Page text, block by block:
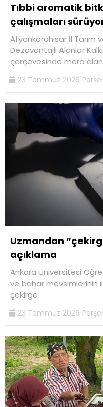
Tıbbi aromatik
çalışmaları
Afyonkarahisar İl Tarım
Dezavantajlı Alanlar
çerçevesinde mera
23 Temmuz 2026
Uzmandan
açıklama
Ankara Üniversitesi
ve bahar mevsimlerinin
çekirge
23 Temmuz 2026